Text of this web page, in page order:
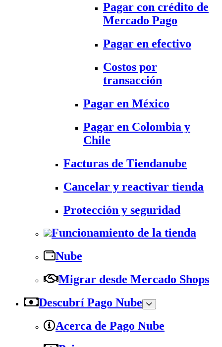
Pagar con crédito de
Mercado Pago
Pagar en efectivo
Costos por
transacción
Pagar en México
Pagar en Colombia y
Chile
Facturas de Tiendanube
Cancelar y reactivar tienda
Protección y seguridad
Funcionamiento de la tienda
Nube
Migrar desde Mercado Shops
Descubrí Pago Nube
Acerca de Pago Nube